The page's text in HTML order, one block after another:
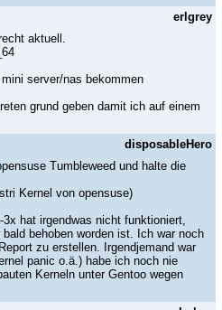
erlgrey
aktuell.
server/nas bekommen
grund geben damit ich auf einem
disposableHero
Tumbleweed und halte die
Kernel von opensuse)
hat irgendwas nicht funktioniert,
behoben worden ist. Ich war noch
zu erstellen. Irgendjemand war
panic o.ä.) habe ich noch nie
Kerneln unter Gentoo wegen